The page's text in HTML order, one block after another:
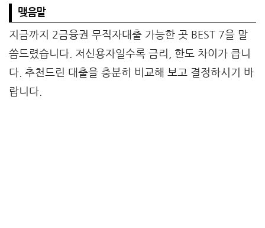
맺음말
지금까지 2금융권 무직자대출 가능한 곳 BEST 7을 말
씀드렸습니다. 저신용자일수록 금리, 한도 차이가 큽니
다. 추천드린 대출을 충분히 비교해 보고 결정하시기 바
랍니다.